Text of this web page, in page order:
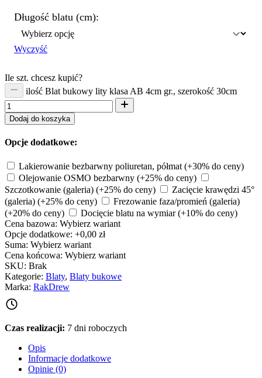
Długość blatu (cm):
Wyczyść
Ile szt. chcesz kupić?
ilość Blat bukowy lity klasa AB 4cm gr., szerokość 30cm
Dodaj do koszyka
Opcje dodatkowe:
Lakierowanie bezbarwny poliuretan, półmat(+30% do ceny)
Olejowanie OSMO bezbarwny (+25% do ceny)
Szczotkowanie (galeria) (+25% do ceny)
Zacięcie krawędzi 45°
(galeria) (+25% do ceny)
Frezowanie faza/promień (galeria)
(+20% do ceny)
Docięcie blatu na wymiar(+10% do ceny)
Cena bazowa: Wybierz wariant
Opcje dodatkowe: +0,00 zł
Suma: Wybierz wariant
Cena końcowa: Wybierz wariant
SKU: Brak
Kategorie: Blaty, Blaty bukowe
Marka: RakDrew
Czas realizacji: 7 dni roboczych
Opis
Informacje dodatkowe
Opinie (0)